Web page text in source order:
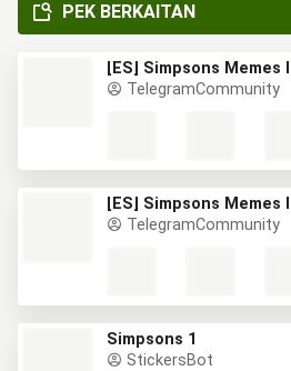
PEK BERKAITAN
[ES] Simpsons Memes III
TelegramCommunity
[ES] Simpsons Memes I
TelegramCommunity
Simpsons 1
StickersBot